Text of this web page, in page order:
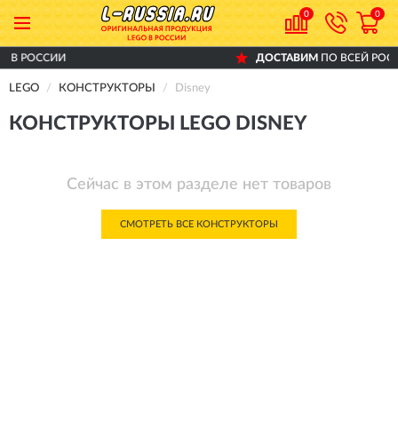
0 0
ДОСТАВИМПО ВСЕЙ РОССИИ
LEGO КОНСТРУКТОРЫ Disney
КОНСТРУКТОРЫ LEGO DISNEY
Сейчас в этом разделе нет товаров
СМОТРЕТЬ ВСЕ КОНСТРУКТОРЫ